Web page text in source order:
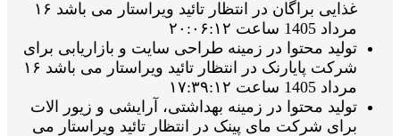
غذایی براگان در انتظار تائید ویراستار می باشد ۱۶
مرداد 1405 ساعت ۲۰:۰۶:۱۲
تولید محتوا در زمینه طراحی سایت و بازاریابی برای
شرکت پایارنک در انتظار تائید ویراستار می باشد ۱۶
مرداد 1405 ساعت ۱۷:۳۹:۱۲
تولید محتوا در زمینه بهداشتی، آرایشی و زیور الات
برای شرکت مای پینک در انتظار تائید ویراستار می